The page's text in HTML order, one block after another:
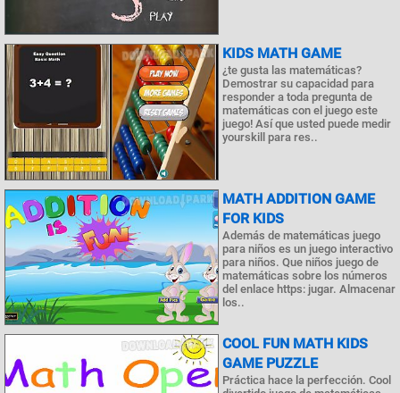
KIDS MATH GAME
¿te gusta las matemáticas?
Demostrar su capacidad para
responder a toda pregunta de
matemáticas con el juego este
juego! Así que usted puede medir
yourskill para res..
MATH ADDITION GAME
FOR KIDS
Además de matemáticas juego
para niños es un juego interactivo
para niños. Que niños juego de
matemáticas sobre los números
del enlace https: jugar. Almacenar
los..
COOL FUN MATH KIDS
GAME PUZZLE
Práctica hace la perfección. Cool